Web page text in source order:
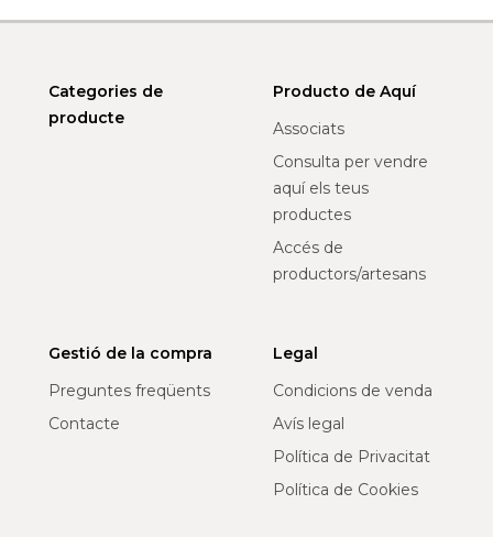
Categories de
producte
Producto de Aquí
Associats
Consulta per vendre
aquí els teus
productes
Accés de
productors/artesans
Gestió de la compra
Preguntes freqüents
Contacte
Legal
Condicions de venda
Avís legal
Política de Privacitat
Política de Cookies